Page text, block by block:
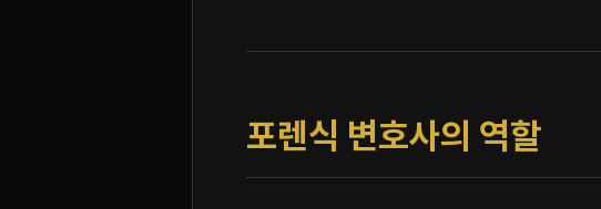
포렌식 변호사의 역할